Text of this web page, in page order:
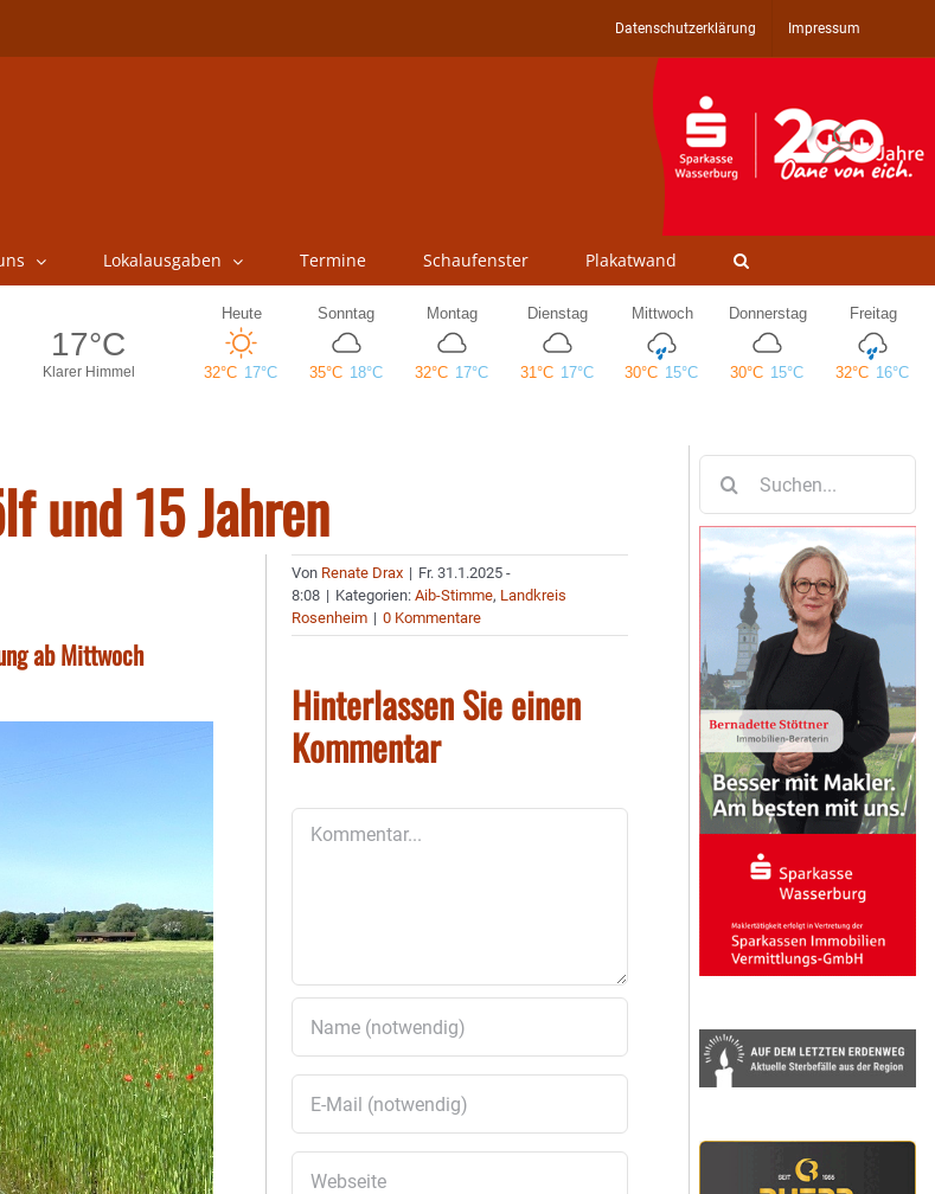
Datenschutzerklärung Impressum
Lokalausgaben Termine Schaufenster Plakatwand
und 15 Jahren
ab Mittwoch
Von Renate Drax | Fr. 31.1.2025 -
8:08 | Kategorien:Aib-Stimme, Landkreis
Rosenheim | 0 Kommentare
Hinterlassen Sie einen
Kommentar
nach: